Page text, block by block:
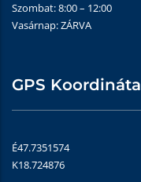
Szombat: 8:00 – 12:00
Vasárnap: ZÁRVA
GPS Koordináta
É47.7351574
K18.724876